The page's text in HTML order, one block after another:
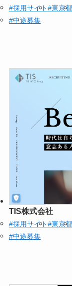
#採用サイト#東京都
#中途募集
TIS株式会社
#採用サイト#東京都
#中途募集